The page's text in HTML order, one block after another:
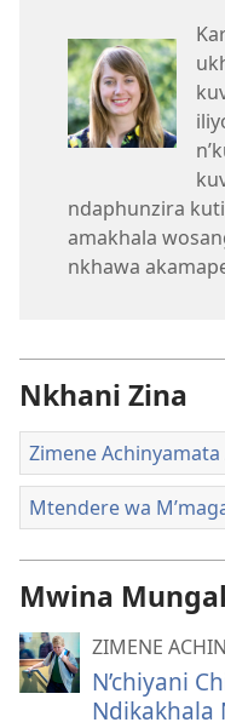
ndaphunzira
amakhala
nkhawa
Nkhani Zina
Zimene
Mtendere wa
Mwina
ZIMENE
N’chiyani
Ndikakhala